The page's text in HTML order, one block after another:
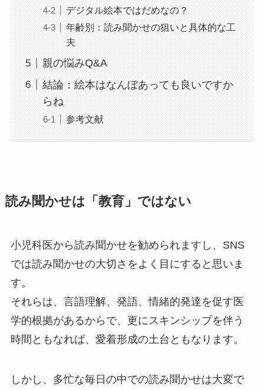
デジタル絵本ではだめなの？
年齢別：読み聞かせの狙いと具体的な工
夫
親の悩みQ&A
結論：絵本はなんぼあっても良いですか
らね
参考文献
読み聞かせは「教育」ではない
小児科医から読み聞かせを勧められますし、SNS
では読み聞かせの大切さをよく目にすると思いま
す。
それらは、言語理解、発語、情緒的発達を促す医
学的根拠があるからで、更にスキンシップを伴う
時間ともなれば、愛着形成の土台ともなります。
しかし、多忙な毎日の中での読み聞かせは大変で